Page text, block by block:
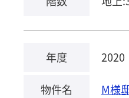
年度 2020
物件名 M様